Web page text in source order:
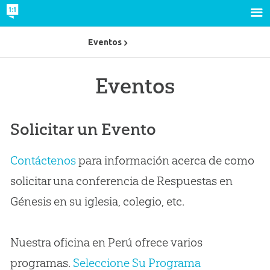
Eventos
Solicitar un Evento
Contáctenospara información acerca de como
solicitar una conferencia de Respuestas en
Génesis en su iglesia, colegio, etc.
Nuestra oficina en Perú ofrece varios
programas. Seleccione Su Programa
Eventos